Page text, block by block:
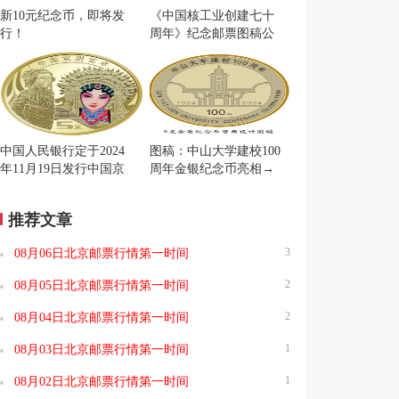
新10元纪念币，即将发
行！
《中国核工业创建七十
周年》纪念邮票图稿公
中国人民银行定于2024
年11月19日发行中国京
图稿：中山大学建校100
周年金银纪念币亮相→
推荐文章
08月06日北京邮票行情第一时间 3
08月05日北京邮票行情第一时间 2
08月04日北京邮票行情第一时间 2
08月03日北京邮票行情第一时间 1
08月02日北京邮票行情第一时间 1